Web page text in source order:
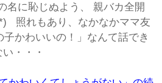
名に恥じぬよう、 親バカ全開
照れもあり、なかなかママ友
かわいいの！」なんて話でき
・・・